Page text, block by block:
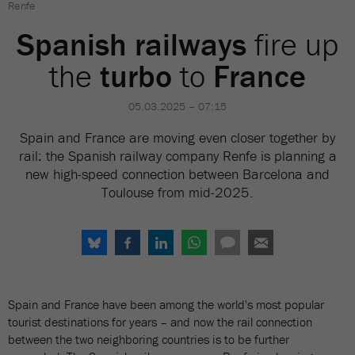
Renfe
Spanish railways fire up
the turbo to France
05.03.2025 – 07:15
Spain and France are moving even closer together by
rail: the Spanish railway company Renfe is planning a
new high-speed connection between Barcelona and
Toulouse from mid-2025.
Spain and France have been among the world's most popular
tourist destinations for years – and now the rail connection
between the two neighboring countries is to be further